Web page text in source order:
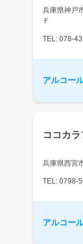
兵庫県神戸
Ｆ
TEL: 078-
アルコー
ココカ
兵庫県西宮
TEL: 0798-
アルコー